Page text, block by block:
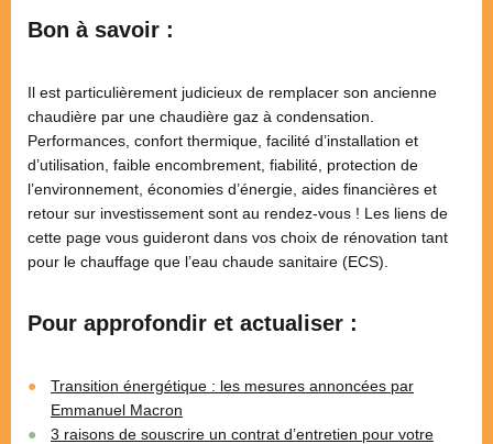
Bon à savoir :
Il est particulièrement judicieux de remplacer son ancienne
chaudière par une chaudière gaz à condensation.
Performances, confort thermique, facilité d’installation et
d’utilisation, faible encombrement, fiabilité, protection de
l’environnement, économies d’énergie, aides financières et
retour sur investissement sont au rendez-vous ! Les liens de
cette page vous guideront dans vos choix de rénovation tant
pour le chauffage que l’eau chaude sanitaire (ECS).
Pour approfondir et actualiser :
Transition énergétique : les mesures annoncées par
Emmanuel Macron
3 raisons de souscrire un contrat d’entretien pour votre